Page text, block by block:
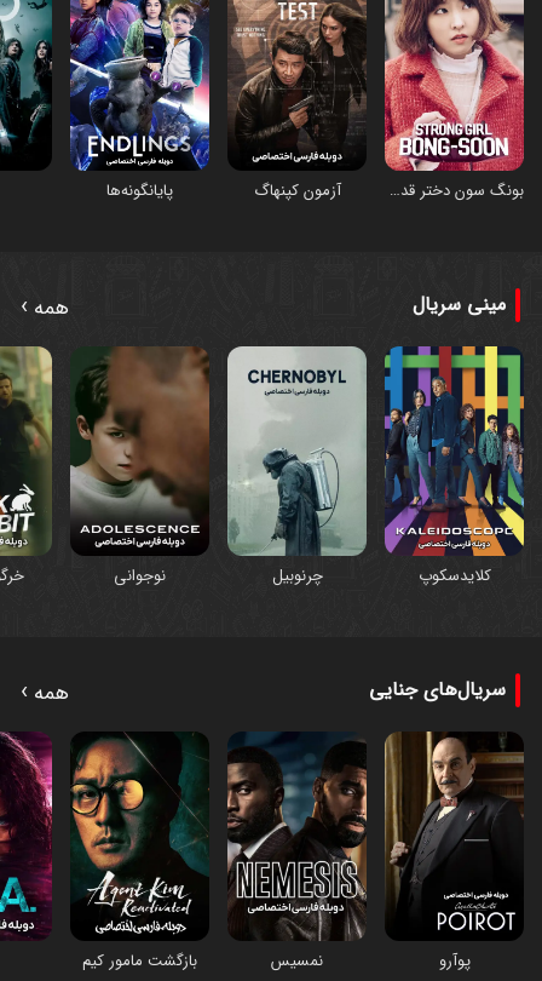
بونگ سون دختر قدرتمند آزمون کپنهاگ پایانگونه‌ها
مینی سریال همه ›
کلایدسکوپ چرنوبیل نوجوانی
سریال‌های جنایی همه ›
پوآرو نمسیس بازگشت مامور کیم